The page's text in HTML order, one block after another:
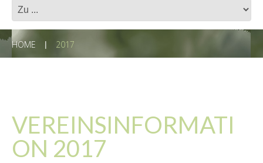
HOME 2017
VEREINSINFORMATI
ON 2017